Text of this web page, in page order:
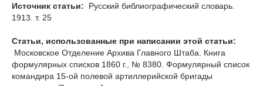
Источник статьи:
Русский библиографический словарь.
1913. т. 25
Статьи, использованные при написании этой статьи:
Московское Отделение Архива Главного Штаба. Книга
формулярных списков 1860 г., № 8380. Формулярный список
командира 15-ой полевой артиллерийской бригады